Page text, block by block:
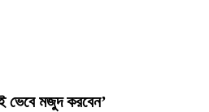
ভেবে মজুদ করবেন’